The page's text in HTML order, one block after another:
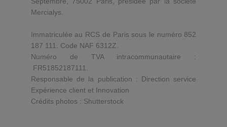
Mercialys.
Immatriculée au RCS de Paris sous le numéro 852
187 111. Code NAF 6312Z.
Numéro de TVA intracommunautaire :
FR51852187111.
Responsable de la publication : Direction service
Expérience client et Innovation
Crédits photos : Shutterstock